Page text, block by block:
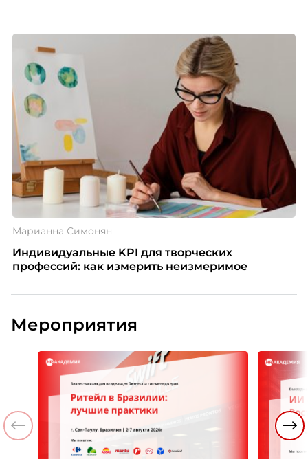
Марианна Симонян
Индивидуальные KPI для творческих
профессий: как измерить неизмеримое
Мероприятия